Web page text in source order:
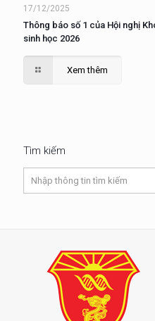
17/12/2025
Thông báo số 1 của Hội nghị
sinh học 2026
Xem thêm
Tìm kiếm